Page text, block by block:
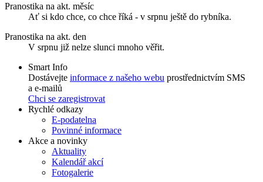
Pranostika na akt. měsíc
Ať si kdo chce, co chce říká - v srpnu ještě do rybníka.
Pranostika na akt. den
V srpnu již nelze slunci mnoho věřit.
Smart Info
Dostávejte informace z našeho webu prostřednictvím SMS
a e-mailů
Chci se zaregistrovat
Rychlé odkazy
E-podatelna
Povinné informace
Akce a novinky
Aktuality
Kalendář akcí
Fotogalerie